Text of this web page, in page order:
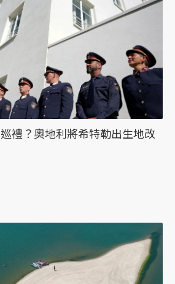
禮？奧地利將希特勒出生地改